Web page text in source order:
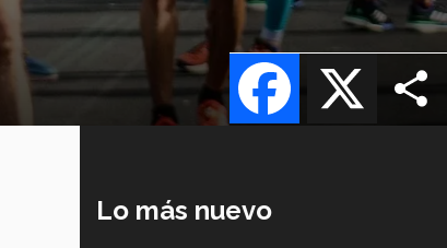
X
Facebook
Lo más nuevo